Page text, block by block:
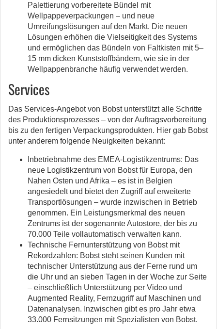
Palettierung vorbereitete Bündel mit
Wellpappeverpackungen – und neue
Umreifungslösungen auf den Markt. Die neuen
Lösungen erhöhen die Vielseitigkeit des Systems
und ermöglichen das Bündeln von Faltkisten mit 5–
15 mm dicken Kunststoffbändern, wie sie in der
Wellpappenbranche häufig verwendet werden.
Services
Das Services-Angebot von Bobst unterstützt alle Schritte
des Produktionsprozesses – von der Auftragsvorbereitung
bis zu den fertigen Verpackungsprodukten. Hier gab Bobst
unter anderem folgende Neuigkeiten bekannt:
Inbetriebnahme des EMEA-Logistikzentrums: Das
neue Logistikzentrum von Bobst für Europa, den
Nahen Osten und Afrika – es ist in Belgien
angesiedelt und bietet den Zugriff auf erweiterte
Transportlösungen – wurde inzwischen in Betrieb
genommen. Ein Leistungsmerkmal des neuen
Zentrums ist der sogenannte Autostore, der bis zu
70.000 Teile vollautomatisch verwalten kann.
Technische Fernunterstützung von Bobst mit
Rekordzahlen: Bobst steht seinen Kunden mit
technischer Unterstützung aus der Ferne rund um
die Uhr und an sieben Tagen in der Woche zur Seite
– einschließlich Unterstützung per Video und
Augmented Reality, Fernzugriff auf Maschinen und
Datenanalysen. Inzwischen gibt es pro Jahr etwa
33.000 Fernsitzungen mit Spezialisten von Bobst.